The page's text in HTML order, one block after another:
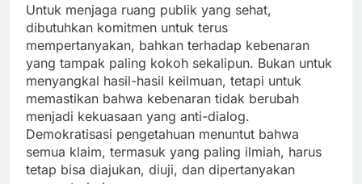
Untuk menjaga ruang publik yang sehat,
dibutuhkan komitmen untuk terus
mempertanyakan, bahkan terhadap kebenaran
yang tampak paling kokoh sekalipun. Bukan untuk
menyangkal hasil-hasil keilmuan, tetapi untuk
memastikan bahwa kebenaran tidak berubah
menjadi kekuasaan yang anti-dialog.
Demokratisasi pengetahuan menuntut bahwa
semua klaim, termasuk yang paling ilmiah, harus
tetap bisa diajukan, diuji, dan dipertanyakan